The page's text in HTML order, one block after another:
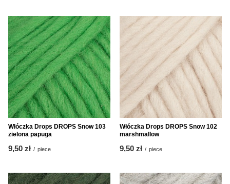
Włóczka Drops DROPS Snow 103
zielona papuga
9,50 zł / piece
Włóczka Drops DROPS Snow 102
marshmallow
9,50 zł / piece